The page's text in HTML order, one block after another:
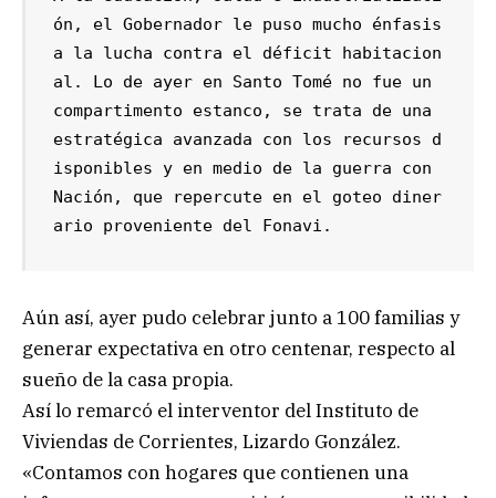
ón, el Gobernador le puso mucho énfasis
a la lucha contra el déficit habitacion
al. Lo de ayer en Santo Tomé no fue un
compartimento estanco, se trata de una
estratégica avanzada con los recursos d
isponibles y en medio de la guerra con
Nación, que repercute en el goteo diner
ario proveniente del Fonavi.
Aún así, ayer pudo celebrar junto a 100 familias y
generar expectativa en otro centenar, respecto al
sueño de la casa propia.
Así lo remarcó el interventor del Instituto de
Viviendas de Corrientes, Lizardo González.
«Contamos con hogares que contienen una